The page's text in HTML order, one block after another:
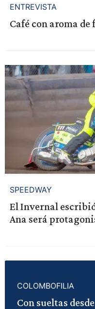
ENTREVISTA
Café con aroma
SPEEDWAY
El Invernal
Ana será
COLOMBOFILIA
Con sueltas